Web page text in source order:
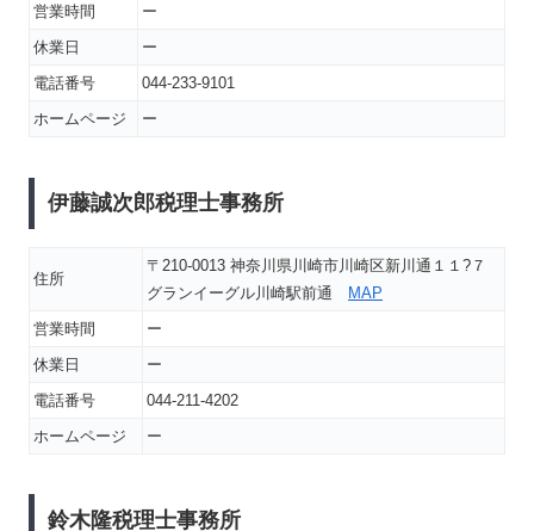
営業時間
ー
休業日
ー
電話番号
044-233-9101
ホームページ
ー
伊藤誠次郎税理士事務所
住所
〒210-0013 神奈川県川崎市川崎区新川通１１?７
グランイーグル川崎駅前通 MAP
営業時間
ー
休業日
ー
電話番号
044-211-4202
ホームページ
ー
鈴木隆税理士事務所